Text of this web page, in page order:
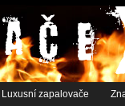
Luxusní zapalovače